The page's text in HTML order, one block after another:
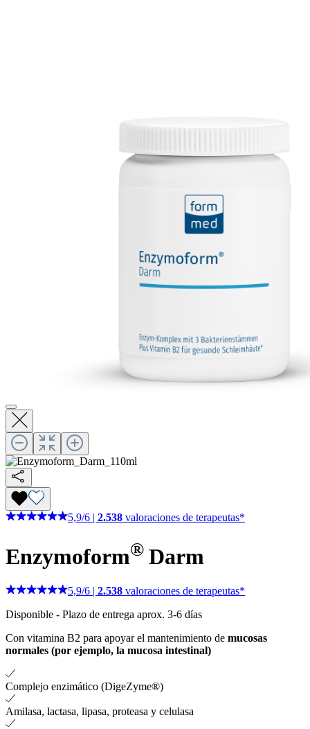
5,9/6 2.538 valoraciones de terapeutas*
Enzymoform® Darm
5,9/6 | 2.538 valoraciones de terapeutas*
Disponible - Plazo de entrega aprox. 3-6 días
Con vitamina B2 para apoyar el mantenimiento de mucosas
normales (por ejemplo, la mucosa intestinal)
Complejo enzimático (DigeZyme®)
Amilasa, lactasa, lipasa, proteasa y celulasa